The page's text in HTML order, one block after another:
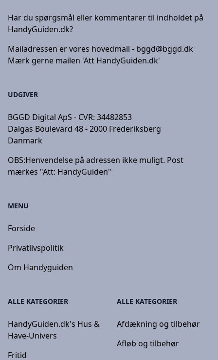
Har du spørgsmål eller kommentarer til indholdet på
HandyGuiden.dk?
Mailadressen er vores hovedmail - bggd@bggd.dk
Mærk gerne mailen 'Att HandyGuiden.dk'
UDGIVER
BGGD Digital ApS - CVR: 34482853
Dalgas Boulevard 48 - 2000 Frederiksberg
Danmark
OBS:Henvendelse på adressen ikke muligt. Post
mærkes "Att: HandyGuiden"
MENU
Forside
Privatlivspolitik
Om Handyguiden
ALLE KATEGORIER
HandyGuiden.dk's Hus &
Have-Univers
Fritid
ALLE KATEGORIER
Afdækning og tilbehør
Afløb og tilbehør